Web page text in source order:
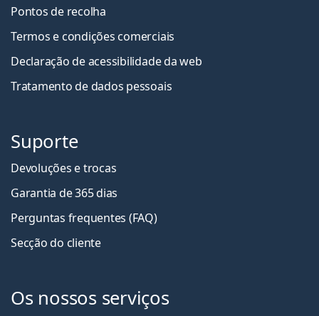
Pontos de recolha
Termos e condições comerciais
Declaração de acessibilidade da web
Tratamento de dados pessoais
Suporte
Devoluções e trocas
Garantia de 365 dias
Perguntas frequentes (FAQ)
Secção do cliente
Os nossos serviços